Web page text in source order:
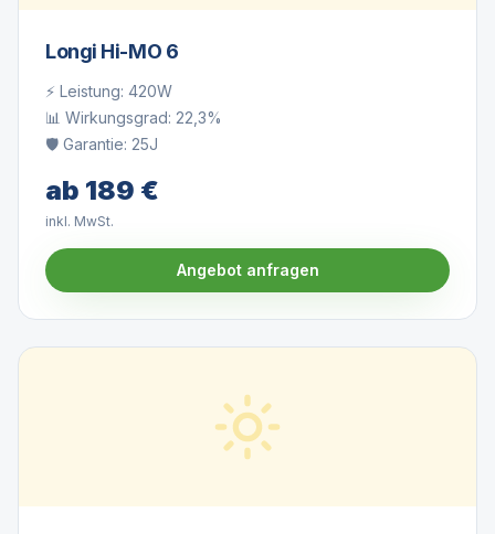
Longi Hi-MO 6
⚡ Leistung: 420W
📊 Wirkungsgrad: 22,3%
🛡️ Garantie: 25J
ab 189 €
inkl. MwSt.
Angebot anfragen